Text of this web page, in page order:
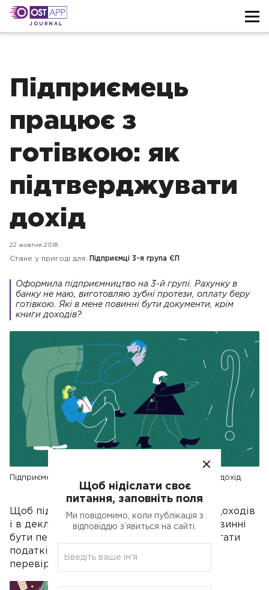
JOURNAL
Підприємець
працює з
готівкою: як
підтверджувати
дохід
22 жовтня 2018
Стане у пригоді для: Підприємці 3-я група ЄП
Оформила підприємництво на 3-й групі. Рахунку в
банку не маю, виготовляю зубні протези, оплату беру
готівкою. Які в мене повинні бути документи, крім
книги доходів?
Підприємець працює з готівкою: як підтверджувати дохід
Щоб підтвердити доходи в книзі обліку доходів
і в декларації з єдиного податку, у вас повинні
бути первинні документи. Їх можуть вимагати
податківці, якщо вирішать влаштувати
перевірку вашого
Щоб нідіслати своє
питання, заповніть поля
Ми повідомимо, коли публікація з
відповіддю з’явиться на сайті.